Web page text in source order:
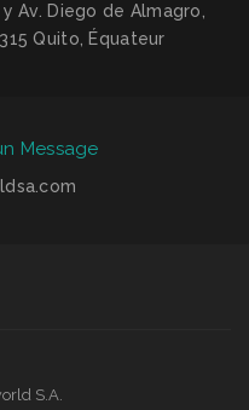
Av. Diego de Almagro,
Quito, Équateur
Message
S.A.